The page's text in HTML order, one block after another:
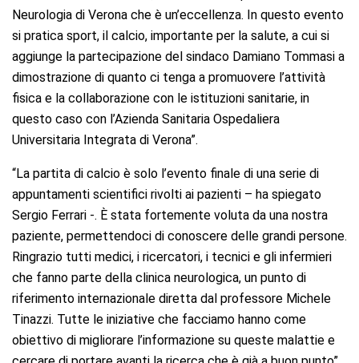
Neurologia di Verona che è un’eccellenza. In questo evento
si pratica sport, il calcio, importante per la salute, a cui si
aggiunge la partecipazione del sindaco Damiano Tommasi a
dimostrazione di quanto ci tenga a promuovere l’attività
fisica e la collaborazione con le istituzioni sanitarie, in
questo caso con l’Azienda Sanitaria Ospedaliera
Universitaria Integrata di Verona”.
“La partita di calcio è solo l’evento finale di una serie di
appuntamenti scientifici rivolti ai pazienti – ha spiegato
Sergio Ferrari -. È stata fortemente voluta da una nostra
paziente, permettendoci di conoscere delle grandi persone.
Ringrazio tutti medici, i ricercatori, i tecnici e gli infermieri
che fanno parte della clinica neurologica, un punto di
riferimento internazionale diretta dal professore Michele
Tinazzi. Tutte le iniziative che facciamo hanno come
obiettivo di migliorare l’informazione su queste malattie e